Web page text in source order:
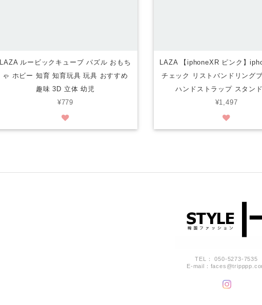
LAZA ルービックキューブ パズル おもち
ゃ ホビー 知育 知育玩具 玩具 おすすめ
趣味 3D 立体 幼児
¥779
LAZA 【iphoneXR ピンク】
チェック リストバンドリング
ハンドストラップ スタン
¥1,497
TEL： 050-5273-7535
E-mail：